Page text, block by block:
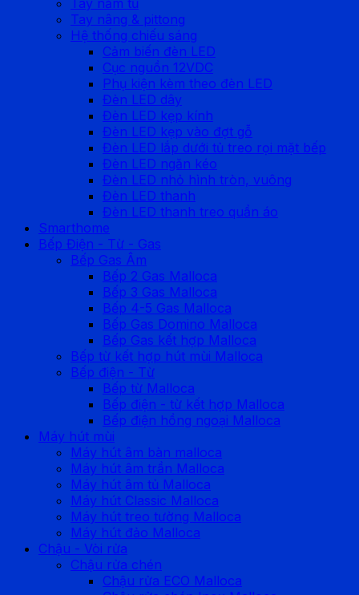
Tay nâng & pittong
Hệ thống chiếu sáng
Cảm biến đèn LED
Cục nguồn 12VDC
Phụ kiện kèm theo đèn LED
Đèn LED dây
Đèn LED kẹp kính
Đèn LED kẹp vào đợt gỗ
Đèn LED lắp dưới tủ treo rọi mặt bếp
Đèn LED ngăn kéo
Đèn LED nhỏ hình tròn, vuông
Đèn LED thanh
Đèn LED thanh treo quần áo
Smarthome
Bếp Điện - Từ - Gas
Bếp Gas Âm
Bếp 2 Gas Malloca
Bếp 3 Gas Malloca
Bếp 4-5 Gas Malloca
Bếp Gas Domino Malloca
Bếp Gas kết hợp Malloca
Bếp từ kết hợp hút mùi Malloca
Bếp điện - Từ
Bếp từ Malloca
Bếp điện - từ kết hợp Malloca
Bếp điện hồng ngoại Malloca
Máy hút mùi
Máy hút âm bàn malloca
Máy hút âm trần Malloca
Máy hút âm tủ Malloca
Máy hút Classic Malloca
Máy hút treo tường Malloca
Máy hút đảo Malloca
Chậu - Vòi rửa
Chậu rửa chén
Chậu rửa ECO Malloca